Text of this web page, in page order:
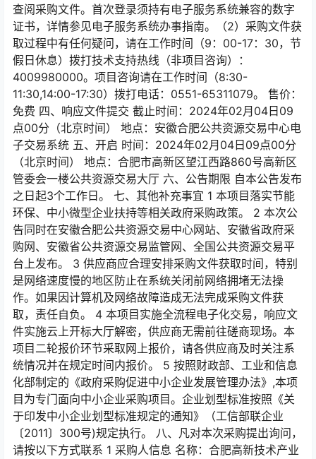
查阅采购文件。首次登录须持有电子服务系统兼容的数字
证书，详情参见电子服务系统办事指南。（2）采购文件获
取过程中有任何疑问，请在工作时间（9：00-17：30，节
假日休息）拨打技术支持热线（非项目咨询）：
4009980000。项目咨询请在工作时间（8:30-
11:30,14:00-17:30）拨打电话：0551-65311079。 售价：
免费 四、响应文件提交 截止时间：2024年02月04日09
点00分（北京时间） 地点：安徽合肥公共资源交易中心电
子交易系统 五、开启 时间：2024年02月04日09点00分
（北京时间） 地点：合肥市高新区望江西路860号高新区
管委会一楼公共资源交易大厅 六、公告期限 自本公告发布
之日起3个工作日。 七、其他补充事宜 1 本项目落实节能
环保、中小微型企业扶持等相关政府采购政策。 2 本次公
告同时在安徽合肥公共资源交易中心网站、安徽省政府采
购网、安徽省公共资源交易监管网、全国公共资源交易平
台上发布。 3 供应商应合理安排采购文件获取时间，特别
是网络速度慢的地区防止在系统关闭前网络拥堵无法操
作。如果因计算机及网络故障造成无法完成采购文件获
取，责任自负。 4 本项目实施全流程电子化交易，响应文
件实施云上开标大厅解密，供应商无需前往磋商现场。本
项目二轮报价环节采取网上报价，请各供应商及时关注系
统情况并在规定时间内报价。 5 按照财政部、工业和信息
化部制定的《政府采购促进中小企业发展管理办法》,本项
目为专门面向中小企业采购项目。企业划型标准按照《关
于印发中小企业划型标准规定的通知》（工信部联企业
〔2011〕300号)规定执行。 八、凡对本次采购提出询问，
请按以下方式联系 1 采购人信息 名称：合肥高新技术产业